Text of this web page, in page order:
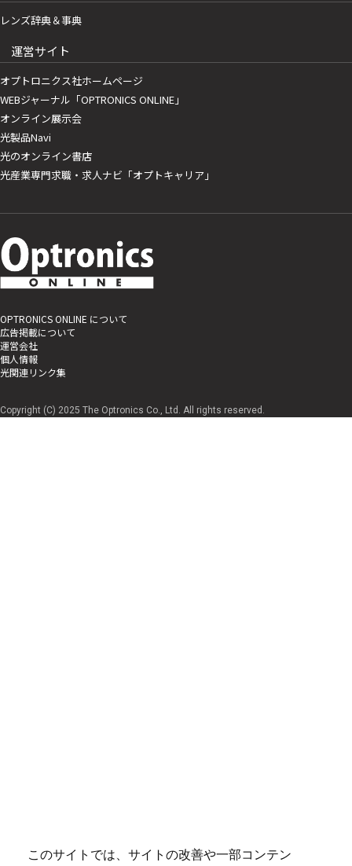
このサイトでは、サイトの改善や一部コンテン
レンズ辞典＆事典
運営サイト
オプトロニクス社ホームページ
WEBジャーナル「OPTRONICS ONLINE」
オンライン展示会
光製品Navi
光のオンライン書店
光産業専門求職・求人ナビ「オプトキャリア」
OPTRONICS ONLINE について
広告掲載について
運営会社
個人情報
光関連リンク集
Copyright (C) 2025 The Optronics Co., Ltd. All rights reserved.